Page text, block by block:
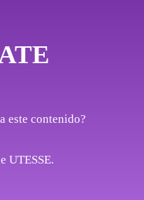
este contenido?
UTESSE.